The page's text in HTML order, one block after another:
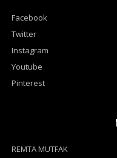
Facebook
Twitter
Instagram
Youtube
Pinterest
REMTA MUTFAK